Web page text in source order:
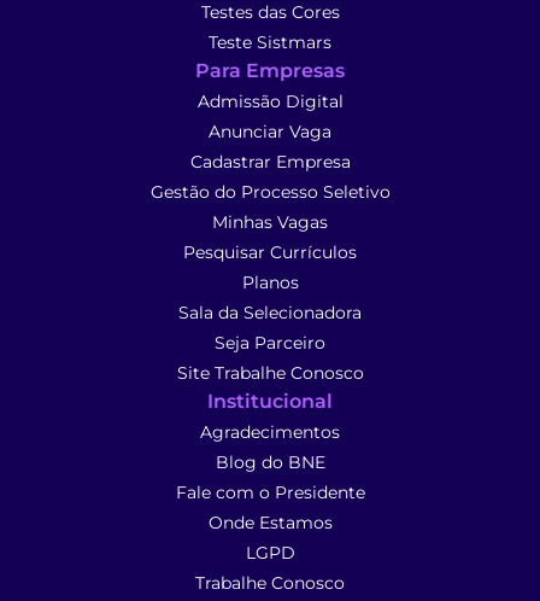
Testes das Cores
Teste Sistmars
Para Empresas
Admissão Digital
Anunciar Vaga
Cadastrar Empresa
Gestão do Processo Seletivo
Minhas Vagas
Pesquisar Currículos
Planos
Sala da Selecionadora
Seja Parceiro
Site Trabalhe Conosco
Institucional
Agradecimentos
Blog do BNE
Fale com o Presidente
Onde Estamos
LGPD
Trabalhe Conosco